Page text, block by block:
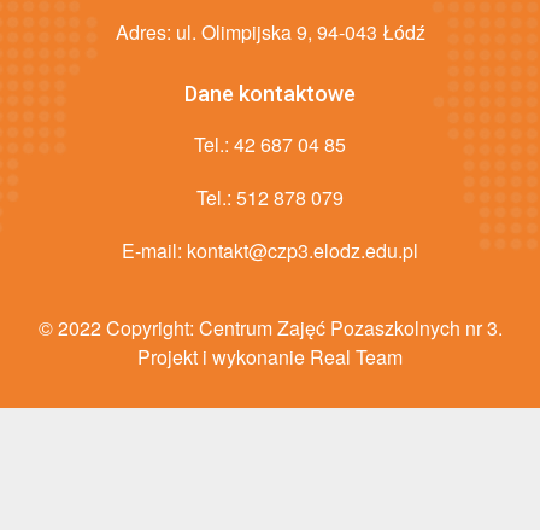
Adres: ul. Olimpijska 9, 94-043 Łódź
Dane kontaktowe
Tel.: 42 687 04 85
Tel.: 512 878 079
E-mail: kontakt@czp3.elodz.edu.pl
© 2022 Copyright: Centrum Zajęć Pozaszkolnych nr 3.
Projekt i wykonanie Real Team